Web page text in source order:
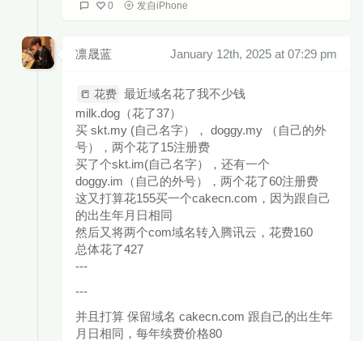
0 发自iPhone
凛晟蓝 January 12th, 2025 at 07:29 pm
📒 花费 最近域名花了我不少钱
milk.dog（花了37）
买 skt.my (自己名字）， doggy.my （自己的外
号），两个花了15注册费
买了个skt.im(自己名字），还有一个
doggy.im（自己的外号），两个花了60注册费
这又打算花155买一个cakecn.com，因为跟自己
的出生年月日相同
然后又将两个com域名转入腾讯云，花费160
总体花了427
---
---
并且打算 保留域名 cakecn.com 跟自己的出生年
月日相同，每年续费价格80